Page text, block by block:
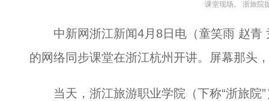
课堂现场。 浙旅院
中新网浙江新闻4月8日电（童笑雨 赵青
的网络同步课堂在浙江杭州开讲。屏幕那头
当天，浙江旅游职业学院（下称“浙旅院”